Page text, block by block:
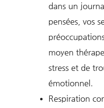
dans un
pensées, vos
moyen
stress et de
émotionnel.
Respiration